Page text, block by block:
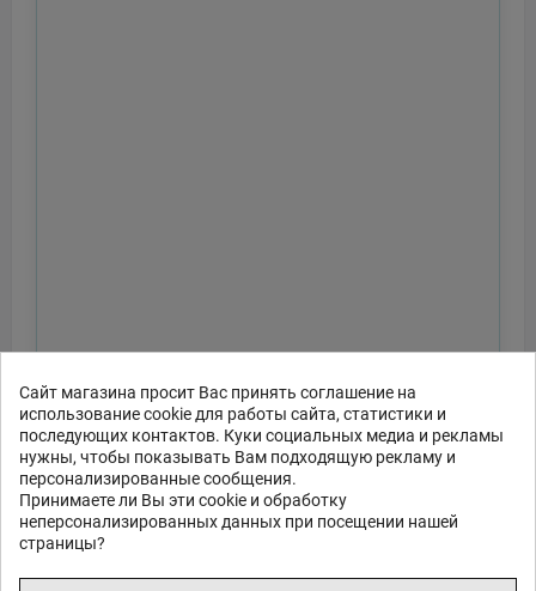
Сайт магазина просит Вас принять соглашение на
использование cookie для работы сайта, статистики и
последующих контактов. Куки социальных медиа и рекламы
нужны, чтобы показывать Вам подходящую рекламу и
персонализированные сообщения.
Принимаете ли Вы эти cookie и обработку
неперсонализированных данных при посещении нашей
страницы?